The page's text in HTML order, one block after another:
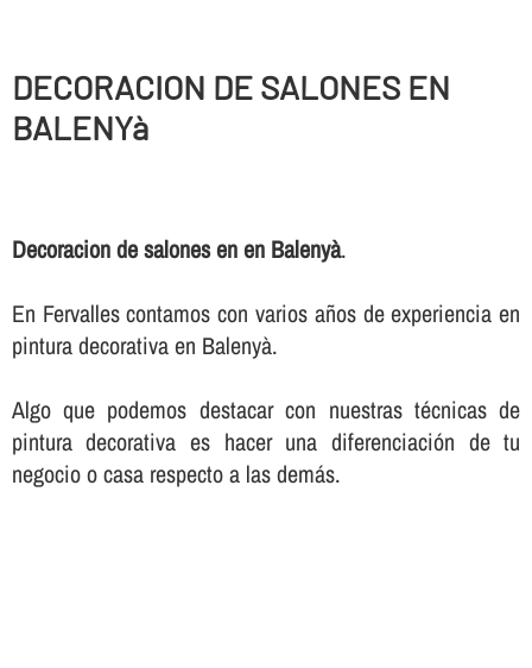
DECORACION DE SALONES EN
BALENYà
Decoracion de salones en en Balenyà.
En Fervalles contamos con varios años de experiencia en
pintura decorativa en Balenyà.
Algo que podemos destacar con nuestras técnicas de
pintura decorativa es hacer una diferenciación de tu
negocio o casa respecto a las demás.